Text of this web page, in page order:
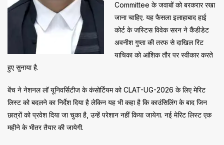
Committee के जवाबों को बरकरार रखा
जाना चाहिए. यह फैसला इलाहाबाद हाई
कोर्ट के जस्टिस विवेक सरन ने कैंडीडेट
अवनीश गुप्ता की तरफ से दाखिल रिट
याचिका को आंशिक तौर पर स्वीकार करते
हुए सुनाया है.
बेंच ने नेशनल लॉ यूनिवर्सिटीज के कंसोर्टियम को CLAT-UG-2026 के लिए मेरिट
लिस्ट को बदलने का निर्देश दिया है लेकिन यह भी कहा है कि काउंसिलिंग के बाद जिन
छात्रों को प्रवेश दिया जा चुका है, उन्हें परेशान नहीं किया जायेगा. नई मेरिट लिस्ट एक
महीने के भीतर तैयार की जायेगी.